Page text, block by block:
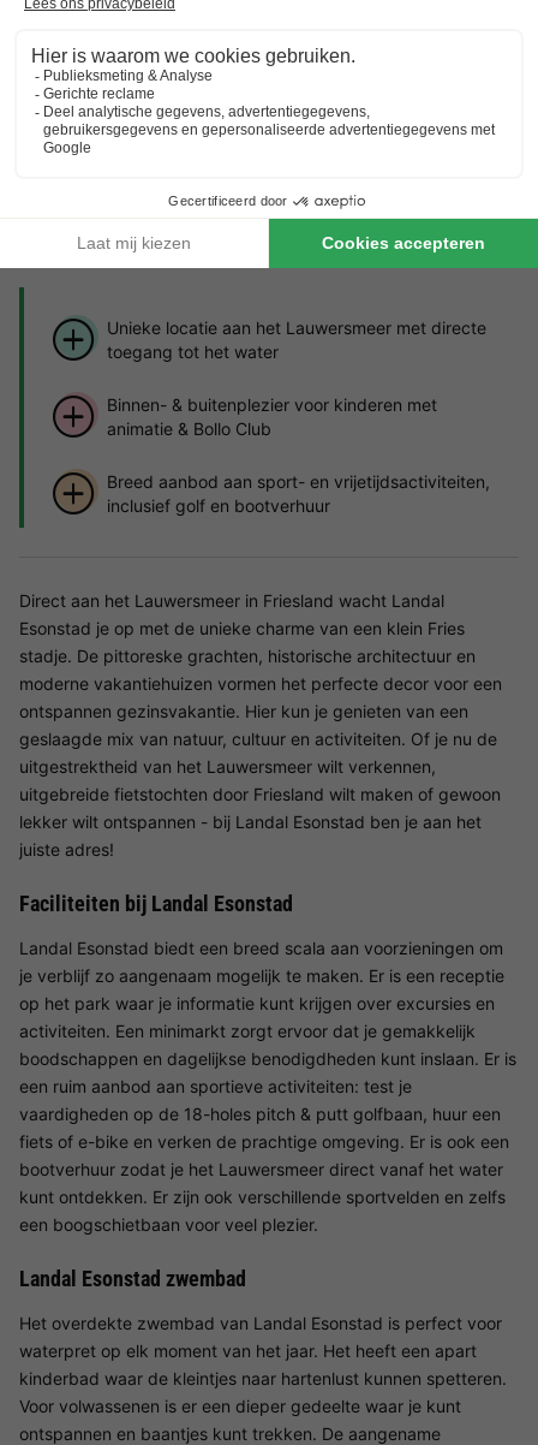
voorwaarden.
Over Landal Esonstad
Highlights van het vakantiepark
Unieke locatie aan het Lauwersmeer met directe
toegang tot het water
Binnen- & buitenplezier voor kinderen met
animatie & Bollo Club
Breed aanbod aan sport- en vrijetijdsactiviteiten,
inclusief golf en bootverhuur
Direct aan het Lauwersmeer in Friesland wacht Landal
Esonstad je op met de unieke charme van een klein Fries
stadje. De pittoreske grachten, historische architectuur en
moderne vakantiehuizen vormen het perfecte decor voor een
ontspannen gezinsvakantie. Hier kun je genieten van een
geslaagde mix van natuur, cultuur en activiteiten. Of je nu de
uitgestrektheid van het Lauwersmeer wilt verkennen,
uitgebreide fietstochten door Friesland wilt maken of gewoon
lekker wilt ontspannen - bij Landal Esonstad ben je aan het
juiste adres!
Faciliteiten bij Landal Esonstad
Landal Esonstad biedt een breed scala aan voorzieningen om
je verblijf zo aangenaam mogelijk te maken. Er is een receptie
op het park waar je informatie kunt krijgen over excursies en
activiteiten. Een minimarkt zorgt ervoor dat je gemakkelijk
boodschappen en dagelijkse benodigdheden kunt inslaan. Er is
een ruim aanbod aan sportieve activiteiten: test je
vaardigheden op de 18-holes pitch & putt golfbaan, huur een
fiets of e-bike en verken de prachtige omgeving. Er is ook een
bootverhuur zodat je het Lauwersmeer direct vanaf het water
kunt ontdekken. Er zijn ook verschillende sportvelden en zelfs
een boogschietbaan voor veel plezier.
Landal Esonstad zwembad
Het overdekte zwembad van Landal Esonstad is perfect voor
waterpret op elk moment van het jaar. Het heeft een apart
kinderbad waar de kleintjes naar hartenlust kunnen spetteren.
Voor volwassenen is er een dieper gedeelte waar je kunt
ontspannen en baantjes kunt trekken. De aangename